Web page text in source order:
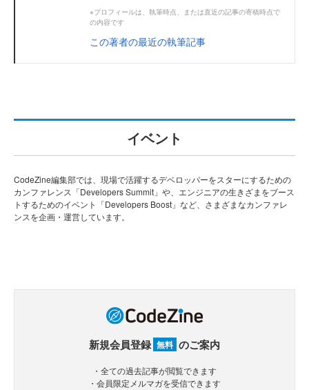
※プロフィールは、執筆時点、または直近の記事の寄稿時点で
の内容です
この著者の最近の執筆記事
イベント
CodeZine編集部では、現場で活躍するデベロッパーをスターにするための
カンファレンス「Developers Summit」や、エンジニアの生きざまをブース
トするためのイベント「Developers Boost」など、さまざまなカンファレ
ンスを企画・運営しています。
新規会員登録 無料 のご案内
・全ての過去記事が閲覧できます
・会員限定メルマガを受信できます